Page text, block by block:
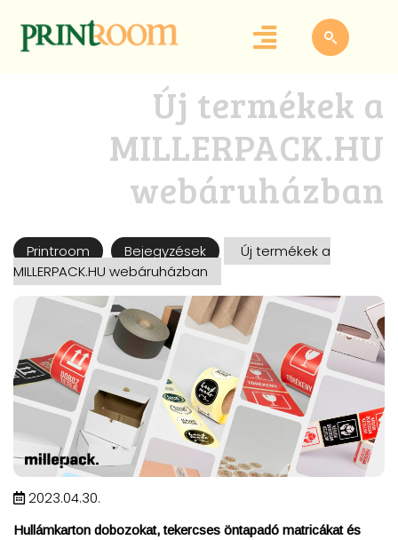
Új termékek a
MILLERPACK.HU
webáruházban
Printroom Bejegyzések
Új termékek a
MILLERPACK.HU webáruházban
2023.04.30.
Hullámkarton dobozokat, tekercses öntapadó matricákat és